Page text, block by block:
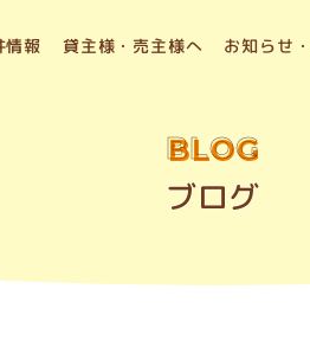
情報 貸主様・売主様へ お知らせ
BLOG
ブログ